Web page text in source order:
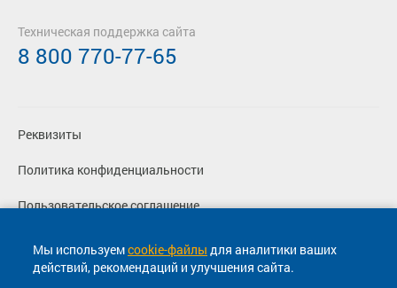
Мы используемcookie-файлы для аналитики ваших
действий, рекомендаций и улучшения сайта.
Реквизиты
Политика конфиденциальности
Пользовательское соглашение
Согласие на маркетинговые сообщения
Техническая поддержка сайта
8 800 770-77-65